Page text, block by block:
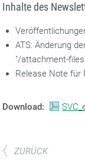
Inhalte des
ATS: Änderung
"/attachment-
Release Note für
Download:
ZURÜCK